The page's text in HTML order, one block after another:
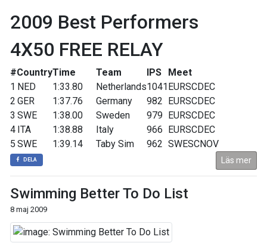
2009 Best Performers
4X50 FREE RELAY
#CountryTime Team IPS
Meet
1 NED 1:33.80 Netherlands1041 EURSCDEC
2 GER 1:37.76 Germany 982
EURSCDEC
3 SWE 1:38.00 Sweden 979
EURSCDEC
4 ITA 1:38.88 Italy 966
EURSCDEC
5 SWE 1:39.14 Taby Sim 962 SWESCNOV
DELA Läs mer
Swimming Better To Do List
8 maj 2009